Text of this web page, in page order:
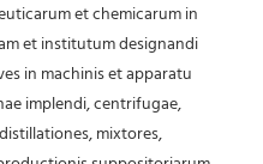
et chemicarum in
et institutum designandi
in machinis et apparatu
implendi, centrifugae,
mixtores,